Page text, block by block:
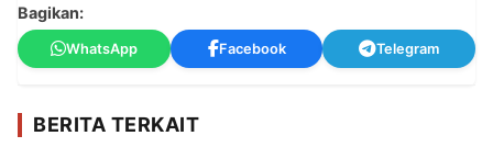
Bagikan:
WhatsApp Facebook Telegram
BERITA TERKAIT